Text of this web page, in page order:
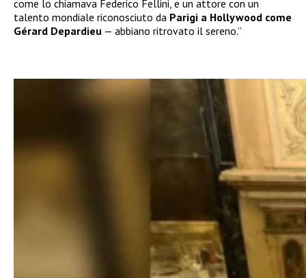
come lo chiamava Federico Fellini, e un attore con un
talento mondiale riconosciuto da Parigi a Hollywood come
Gérard Depardieu — abbiano ritrovato il sereno.”